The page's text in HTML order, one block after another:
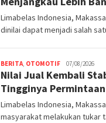
Limabelas Indonesia,
dinilai dapat menjadi salah
BERITA, OTOMOTIF admin
07/08/2026
Nilai Jual Kembali
Tingginya
Limabelas Indonesia,
masyarakat melakukan tukar